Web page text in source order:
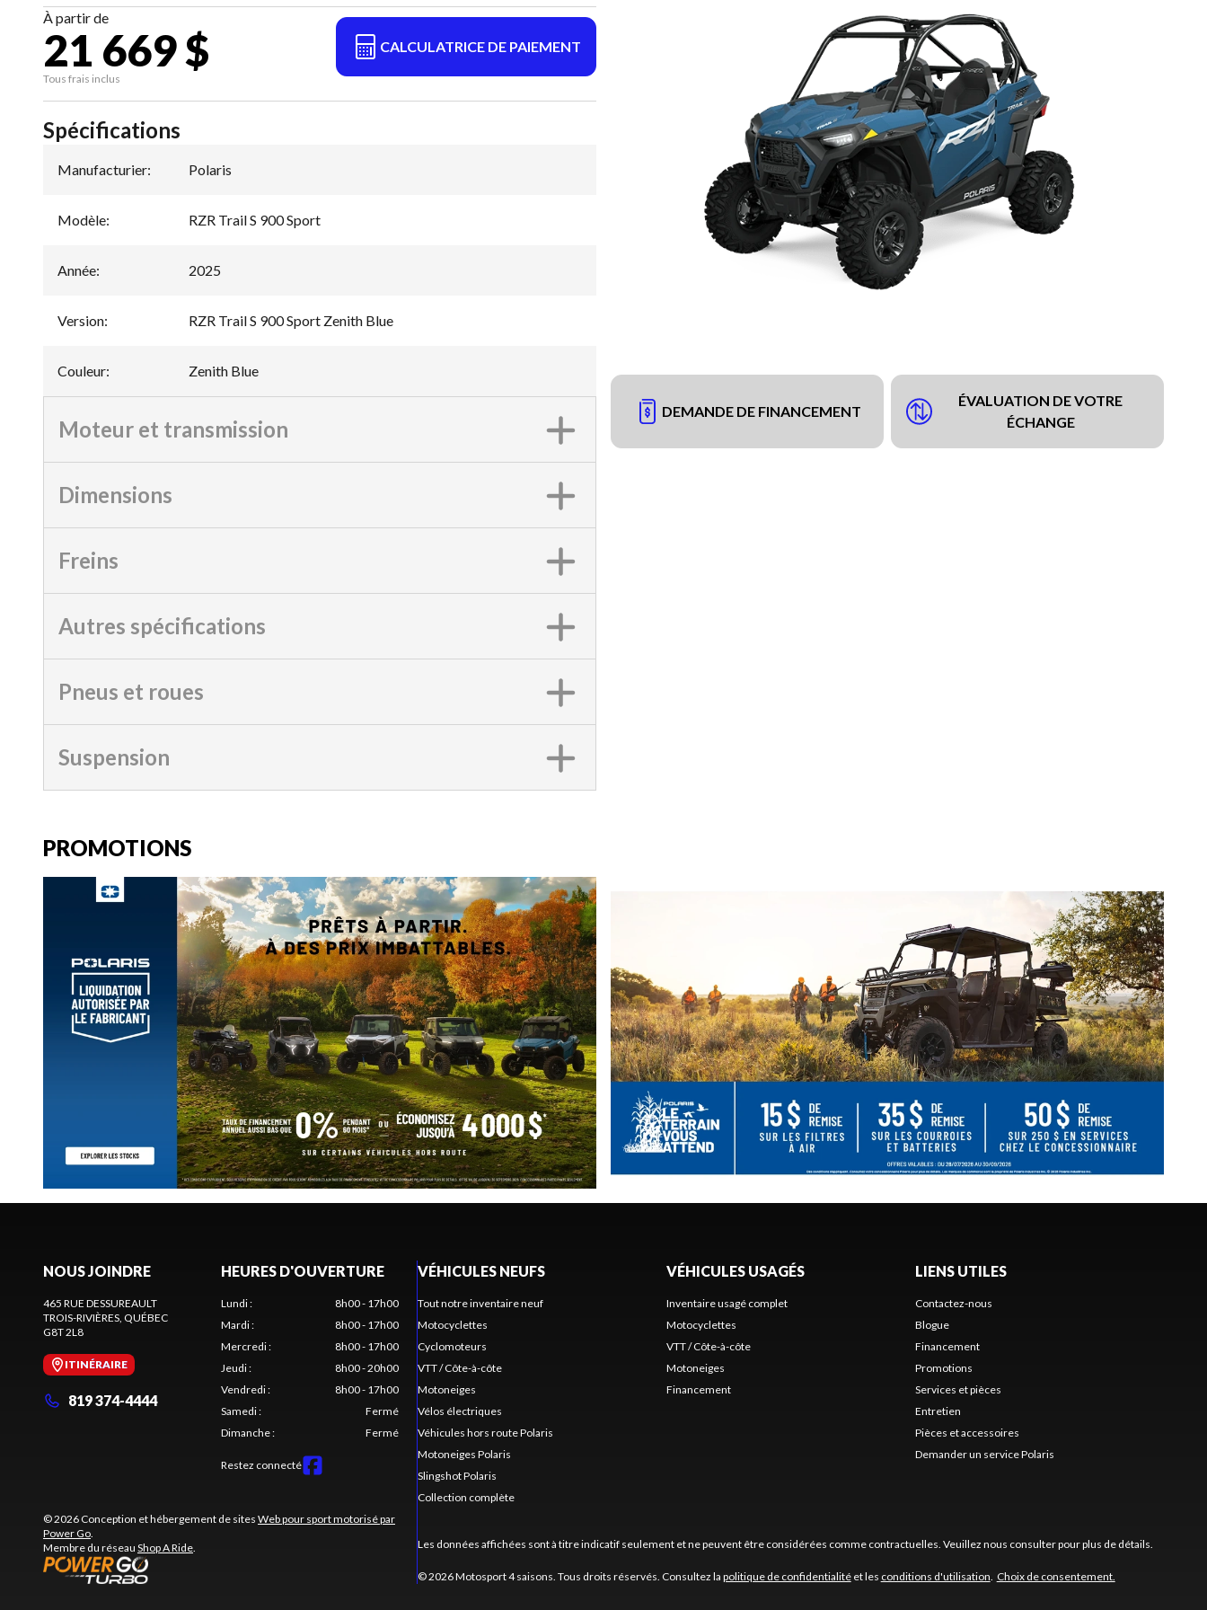
À partir de
21 669 $
Tous frais inclus
CALCULATRICE DE PAIEMENT
DEMANDE DE FINANCEMENT
ÉVALUATION DE VOTRE
ÉCHANGE
Spécifications
Manufacturier: Polaris
Modèle: RZR Trail S 900 Sport
Année: 2025
Version: RZR Trail S 900 Sport Zenith Blue
Couleur: Zenith Blue
Moteur et transmission
Dimensions
Freins
Autres spécifications
Pneus et roues
Suspension
PROMOTIONS
NOUS JOINDRE
465 RUE DESSUREAULT
TROIS-RIVIÈRES , QUÉBEC
G8T 2L8
ITINÉRAIRE
819 374-4444
HEURES D'OUVERTURE
Lundi:
8h00 - 17h00
Mardi:
8h00 - 17h00
Mercredi:
8h00 - 17h00
Jeudi:
8h00 - 20h00
Vendredi:
8h00 - 17h00
Samedi:
Fermé
Dimanche: Fermé
Restez connecté
© 2026 Conception et hébergement de sites Web pour sport motorisé par
Power Go
Membre du réseau Shop A Ride
VÉHICULES NEUFS
Tout notre inventaire neuf
Motocyclettes
Cyclomoteurs
VTT / Côte-à-côte
Motoneiges
Vélos électriques
Véhicules hors route Polaris
Motoneiges Polaris
Slingshot Polaris
Collection complète
VÉHICULES USAGÉS
Inventaire usagé complet
Motocyclettes
VTT / Côte-à-côte
Motoneiges
Financement
LIENS UTILES
Contactez-nous
Blogue
Financement
Promotions
Services et pièces
Entretien
Pièces et accessoires
Demander un service Polaris
Les données affichées sont à titre indicatif seulement et ne peuvent être considérées comme contractuelles. Veuillez nous consulter pour plus de détails.
© 2026 Motosport 4 saisons. Tous droits réservés. Consultez la politique de confidentialitéet les conditions d'utilisation Choix de consentement.